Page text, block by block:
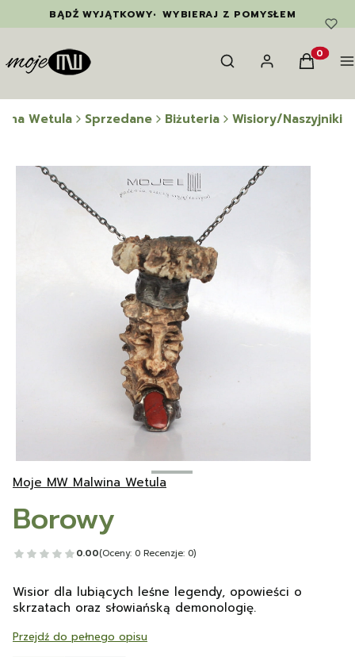
BĄDŹ WYJĄTKOWY• WYBIERAJ Z POMYSŁEM
Otwórz wyszukiwarkę
Szukaj Zaloguj sięKoszyk
Wetula Sprzedane Biżuteria Wisiory/Naszyjniki
Moje MW Malwina Wetula
Borowy
0.00(Oceny: 0 Recenzje: 0)
Wisior dla lubiących leśne legendy, opowieści o
skrzatach oraz słowiańską demonologię.
Przejdź do pełnego opisu